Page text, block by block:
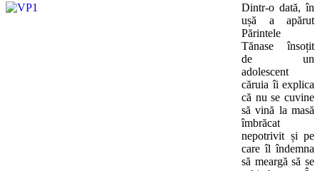
Dintr-o dată, în
ușă a apărut
Părintele
Tănase însoțit
de un
adolescent
căruia îi explica
că nu se cuvine
să vină la masă
îmbrăcat
nepotrivit și pe
care îl îndemna
să meargă să se